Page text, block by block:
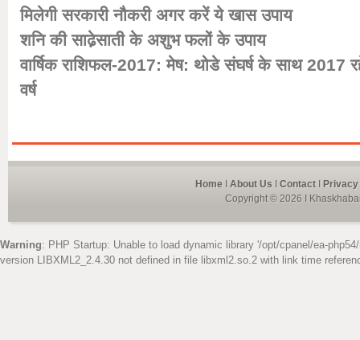
मिलेगी सरकारी नौकरी अगर करें ये खास उपाय
शनि की साढे़साती के अशुभ फलों के उपाय
वार्षिक राशिफल-2017: मेष: थोडे संघर्ष के साथ 2017
वर्ष
Home About Us Contact
Copyright © 2026 I
Warning: PHP Startup: Unable to load dynamic library '/opt/cpanel/ea-
version LIBXML2_2.4.30 not defined in file libxml2.so.2 with link time